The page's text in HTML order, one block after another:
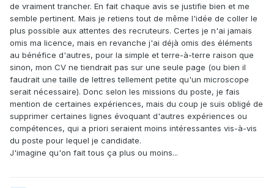
de vraiment trancher. En fait chaque avis se justifie bien et me
semble pertinent. Mais je retiens tout de même l'idée de coller le
plus possible aux attentes des recruteurs. Certes je n'ai jamais
omis ma licence, mais en revanche j'ai déjà omis des éléments
au bénéfice d'autres, pour la simple et terre-à-terre raison que
sinon, mon CV ne tiendrait pas sur une seule page (ou bien il
faudrait une taille de lettres tellement petite qu'un microscope
serait nécessaire). Donc selon les missions du poste, je fais
mention de certaines expériences, mais du coup je suis obligé de
supprimer certaines lignes évoquant d'autres expériences ou
compétences, qui a priori seraient moins intéressantes vis-à-vis
du poste pour lequel je candidate.
J'imagine qu'on fait tous ça plus ou moins...